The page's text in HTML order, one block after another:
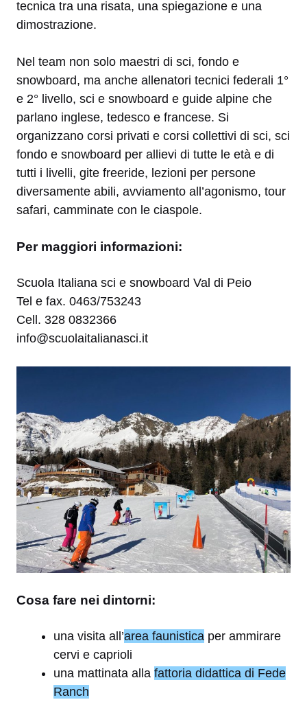
tecnica tra una risata, una spiegazione e una
dimostrazione.
Nel team non solo maestri di sci, fondo e
snowboard, ma anche allenatori tecnici federali 1°
e 2° livello, sci e snowboard e guide alpine che
parlano inglese, tedesco e francese. Si
organizzano corsi privati e corsi collettivi di sci, sci
fondo e snowboard per allievi di tutte le età e di
tutti i livelli, gite freeride, lezioni per persone
diversamente abili, avviamento all’agonismo, tour
safari, camminate con le ciaspole.
Per maggiori informazioni:
Scuola Italiana sci e snowboard Val di Peio
Tel e fax. 0463/753243
Cell. 328 0832366
info@scuolaitalianasci.it
Cosa fare nei dintorni:
una visita all’area faunistica per ammirare
cervi e caprioli
una mattinata alla fattoria didattica di Fede
Ranch